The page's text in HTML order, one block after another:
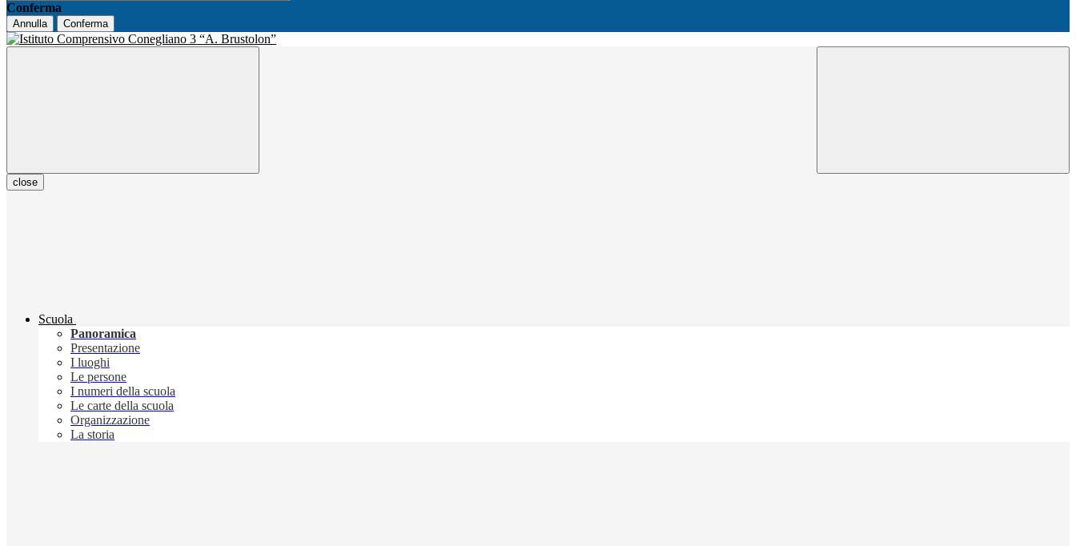
Conferma
Annulla Conferma
close
Scuola
Panoramica
Presentazione
I luoghi
Le persone
I numeri della scuola
Le carte della scuola
Organizzazione
La storia